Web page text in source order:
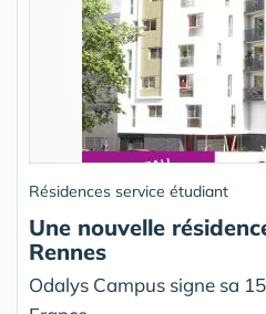
Résidences service étudiant
Une nouvelle
Rennes
Odalys Campus signe sa